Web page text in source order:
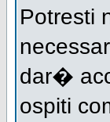
Potresti
dar�
ospiti